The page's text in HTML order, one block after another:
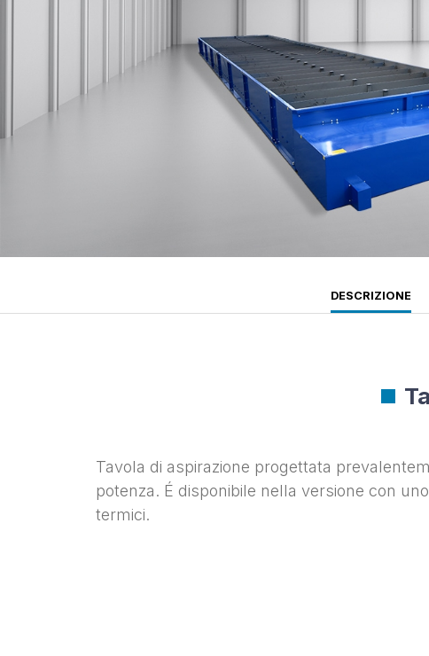
DESCRIZIONE
Tavola di aspirazione progettata
potenza. É disponibile nella versione con
termici.